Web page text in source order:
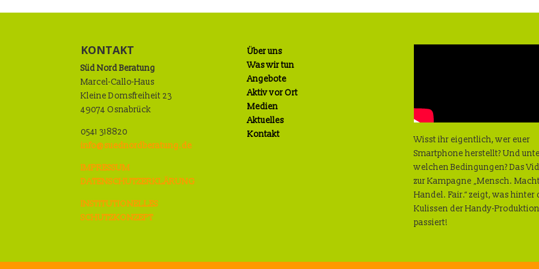
KONTAKT
Süd Nord Beratung
Marcel-Callo-Haus
Kleine Domsfreiheit 23
49074 Osnabrück
0541 318820
info@suednordberatung.de
IMPRESSUM
DATENSCHUTZERKLÄRUNG
INSTITUTIONELLES
SCHUTZKONZEPT
Über uns
Was wir tun
Angebote
Aktiv vor Ort
Medien
Aktuelles
Kontakt
Wisst ihr eigentlich, wer euer
Smartphone herstellt? Und
welchen Bedingungen? Das
zur Kampagne „Mensch.
Handel. Fair.“ zeigt, was hinter
Kulissen der Handy-Produktion
passiert!